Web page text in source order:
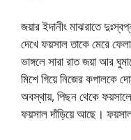
জয়ার ইদানীং মাঝরাতে
দেখে ফয়সাল তাকে মেরে
ভাঙ্গলে সারা রাত জয়া আর
মিশে গিয়ে নিজের কপালকে
অবস্থায়, পিছন থেকে
ফয়সাল দাঁড়িয়ে আছে।